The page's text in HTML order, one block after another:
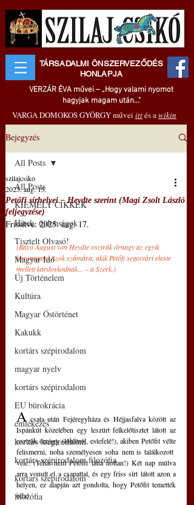
TÁRSADALMI ÖNSZERVEZŐDÉS
HONLAPJA
VERZÁR ÉVA művei – „Hogy valami nyomot
hagyjak magam után..."
VARGA DOMOKOS GYÖRGY művei ittés awikin
Bejegyzés
All Posts
KIEMELT CIKKEK
Hírek, újdonságok
Tisztelt Olvasó!
Magyar Idő
Új Történelem
Kultúra
Magyar Őstörténet
Kakukk
kortárs szépirodalom
magyar nyelv
kortárs szépirodalom
EU bürokrácia
emlékezés
kortárs szépirodalom
kortárs szépirodalom filozófia
kortárs szépirodalom
filozófia
All Posts
Petőfi sírhelyei – Heydte szerint (Magi Zsolt László
feljegyzése)
szilajcsiko
2025. aug. 15.
Frissítve:2025. aug. 17.
(Báró August von Heydte osztrák őrnagy az egyik
koronatanú azok számára, akik Petőfi segesvári eleste
mellett kardoskodnak... – a Szerk.)
A csata után Fejéregyháza és Héjjasfalva között az
Ispánkút közelében egy leszúrt felkelőtisztet látott az
osztrák őrnagy (lóhátról, estefelé!), akiben Petőfit vélte
felismerni, noha személyesen soha nem is találkozott
vele! (Tehát nem Petőfit látta holtan!) Két nap múlva
arra vonult el a csapattal, és egy friss sírt látott azon a
helyen, ez alapján azt gondolta, hogy Petőfit temették
oda!